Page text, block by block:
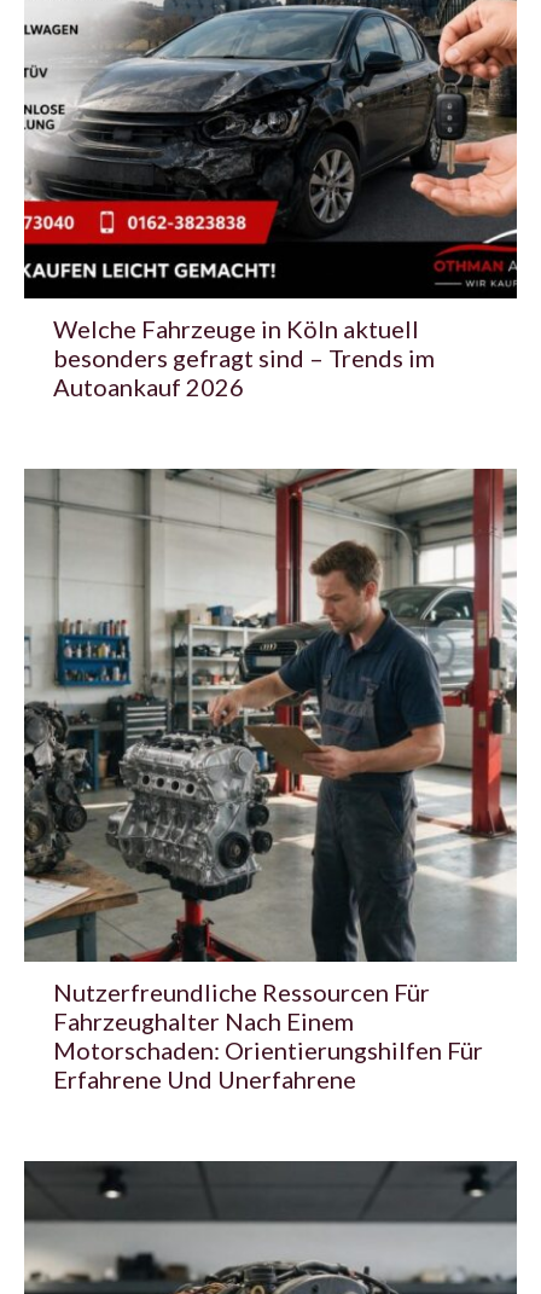
Welche Fahrzeuge in Köln aktuell
besonders gefragt sind – Trends im
Autoankauf 2026
Nutzerfreundliche Ressourcen Für
Fahrzeughalter Nach Einem
Motorschaden: Orientierungshilfen Für
Erfahrene Und Unerfahrene